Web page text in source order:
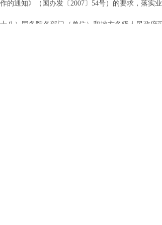
的通知》（国办发〔2007〕54号）的要求，落实
）国务院各部门（单位）和地方各级人民政府